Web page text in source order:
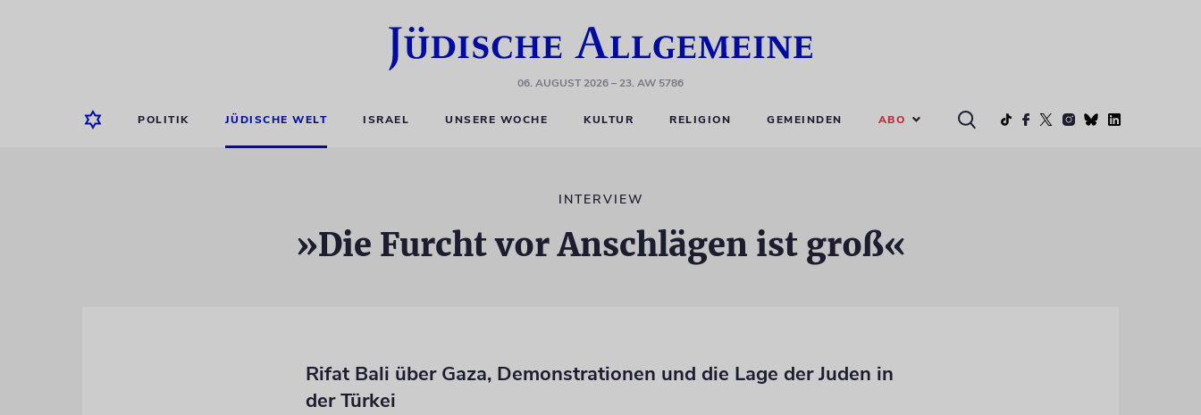
06. AUGUST 2026– 23. AW 5786
POLITIK JÜDISCHE WELT ISRAEL UNSERE WOCHE KULTUR RELIGION GEMEINDEN ABO
INTERVIEW
»Die Furcht vor Anschlägen ist groß«
Rifat Bali über Gaza, Demonstrationen und die Lage der Juden in
der Türkei